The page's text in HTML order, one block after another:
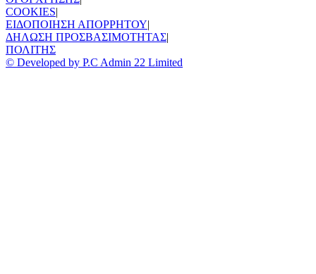
COOKIES|
ΕΙΔΟΠΟΙΗΣΗ ΑΠΟΡΡΗΤΟΥ|
ΔΗΛΩΣΗ ΠΡΟΣΒΑΣΙΜΟΤΗΤΑΣ|
ΠΟΛΙΤΗΣ
© Developed by P.C Admin 22 Limited